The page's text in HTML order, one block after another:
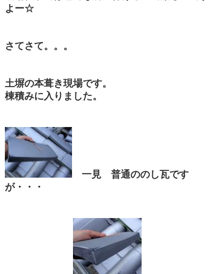
よー☆
さてさて。。。
土塀の本葺き現場です。
棟積みに入りました。
一見 普通ののし瓦です
が・・・